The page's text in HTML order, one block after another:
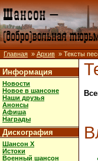
Главная » Архив » Тексты
Информация
Новости
Новое в шансоне
Наши друзья
Анонсы
Афиша
Награды
Дискография
Шансон X
Истоки
Военный шансон